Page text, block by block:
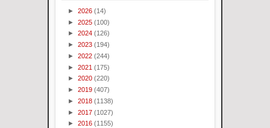
► 2026 (14)
► 2025 (100)
► 2024 (126)
► 2023 (194)
► 2022 (244)
► 2021 (175)
► 2020 (220)
► 2019 (407)
► 2018 (1138)
► 2017 (1027)
► 2016 (1155)